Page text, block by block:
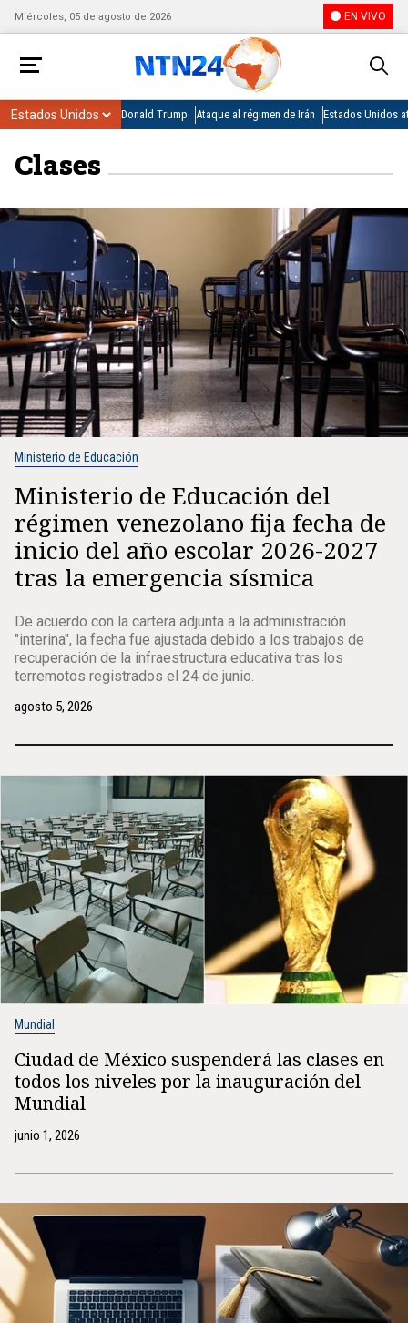
Miércoles, 05 de agosto de 2026 EN VIVO
Donald Trump Ataque al régimen de Irán Estados Unidos
Clases
Ministerio de Educación
Ministerio de Educación del
régimen venezolano fija fecha de
inicio del año escolar 2026-2027
tras la emergencia sísmica
De acuerdo con la cartera adjunta a la administración
"interina", la fecha fue ajustada debido a los trabajos de
recuperación de la infraestructura educativa tras los
terremotos registrados el 24 de junio.
agosto 5, 2026
Mundial
Ciudad de México suspenderá las clases en
todos los niveles por la inauguración del
Mundial
junio 1, 2026